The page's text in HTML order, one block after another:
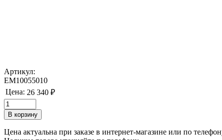
Артикул:
EM10055010
Цена: 26 340 ₽
Цена актуальна при заказе в интернет-магазине или по